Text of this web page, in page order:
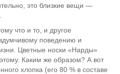
это близкие вещи —
что и то, и другое
поведению и
Цветные носки «Нарды»
Каким же образом? А вот
хлопка (его 80 % в составе